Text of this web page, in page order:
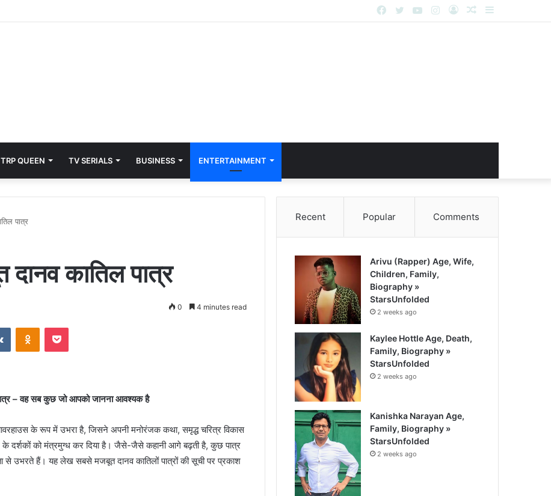
Sidebar
Random
Log
Instagram
YouTube
Twitter
Facebook
TRP QUEEN TV SERIALS BUSINESS ENTERTAINMENT
पात्र
कातिल पात्र
0 4 minutes read
VKontakteOdnoklassniki
Pocket
– वह सब कुछ जो आपको जानना आवश्यक है
के रूप में उभरा है, जिसने अपनी मनोरंजक कथा, समृद्ध चरित्र विकास
के दर्शकों को मंत्रमुग्ध कर दिया है। जैसे-जैसे कहानी आगे बढ़ती है, कुछ पात्र
से उभरते हैं। यह लेख सबसे मजबूत दानव कातिलों पात्रों की सूची पर प्रकाश
Recent Popular Comments
Arivu (Rapper) Age, Wife,
Children, Family,
Biography »
StarsUnfolded
2 weeks ago
Kaylee Hottle Age, Death,
Family, Biography »
StarsUnfolded
2 weeks ago
Kanishka Narayan Age,
Family, Biography »
StarsUnfolded
2 weeks ago